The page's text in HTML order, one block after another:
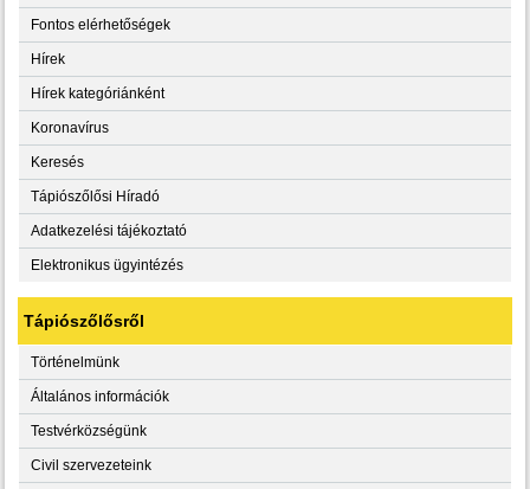
Fontos elérhetőségek
Hírek
Hírek kategóriánként
Koronavírus
Keresés
Tápiószőlősi Híradó
Adatkezelési tájékoztató
Elektronikus ügyintézés
Tápiószőlősről
Történelmünk
Általános információk
Testvérközségünk
Civil szervezeteink